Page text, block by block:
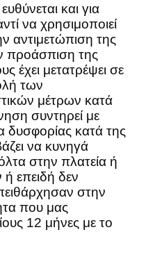
και για
να χρησιμοποιεί
αντιμετώπιση της
προάσπιση της
έχει μετατρέψει σε
των
μέτρων κατά
συντηρεί με
δυσφορίας κατά της
να κυνηγά
στην πλατεία ή
επειδή δεν
στην
που μας
12 μήνες με το